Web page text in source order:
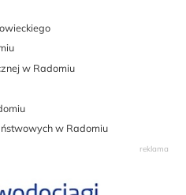
w Radomiu
w Radomiu